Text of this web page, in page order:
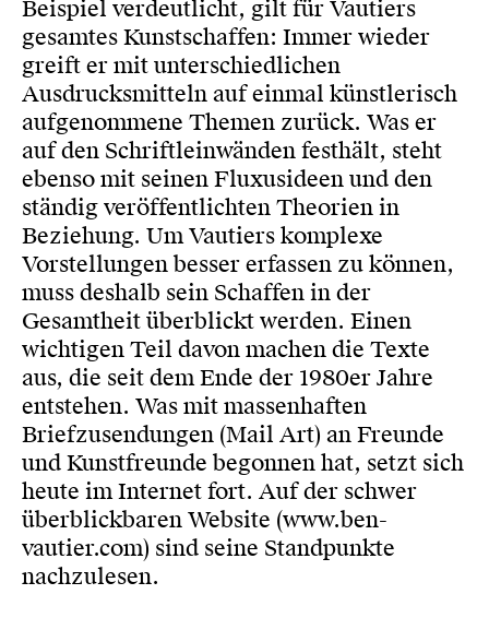
Beispiel verdeutlicht, gilt für Vautiers
gesamtes Kunstschaffen: Immer wieder
greift er mit unterschiedlichen
Ausdrucksmitteln auf einmal künstlerisch
aufgenommene Themen zurück. Was er
auf den Schriftleinwänden festhält, steht
ebenso mit seinen Fluxusideen und den
ständig veröffentlichten Theorien in
Beziehung. Um Vautiers komplexe
Vorstellungen besser erfassen zu können,
muss deshalb sein Schaffen in der
Gesamtheit überblickt werden. Einen
wichtigen Teil davon machen die Texte
aus, die seit dem Ende der 1980er Jahre
entstehen. Was mit massenhaften
Briefzusendungen (Mail Art) an Freunde
und Kunstfreunde begonnen hat, setzt sich
heute im Internet fort. Auf der schwer
überblickbaren Website (www.ben-
vautier.com) sind seine Standpunkte
nachzulesen.